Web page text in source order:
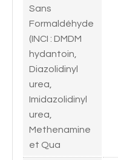
Sans
Formaldéhyde
(INCI : DMDM
hydantoin,
Diazolidinyl
urea,
Imidazolidinyl
urea,
Methenamine
et Qua